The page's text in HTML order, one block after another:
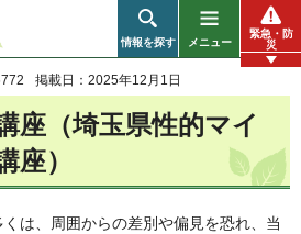
情報を探す メニュー
緊急・防
災
掲載日：2025年12月1日
座（埼玉県性的マイ
座）
は、周囲からの差別や偏見を恐れ、当